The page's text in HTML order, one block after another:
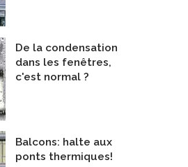
De la condensation
dans les fenêtres,
c'est normal ?
Balcons: halte aux
ponts thermiques!
Bloc de chanvre